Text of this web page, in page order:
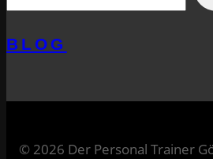
BLOG
© 2026 Der Personal Trainer